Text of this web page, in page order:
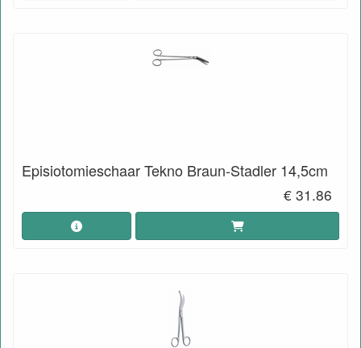
Episiotomieschaar Tekno Braun-Stadler 14,5cm
€ 31.86